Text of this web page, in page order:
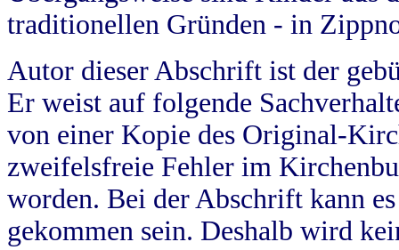
traditionellen Gründen - in
Autor dieser Abschrift ist der
Er weist auf folgende
von einer Kopie des Original-
zweifelsfreie Fehler im
worden. Bei der Abschrift kann
gekommen sein. Deshalb wird